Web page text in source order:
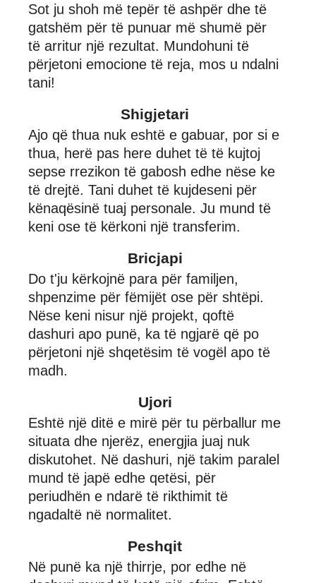
Sot ju shoh më tepër të ashpër dhe të
gatshëm për të punuar më shumë për
të arritur një rezultat. Mundohuni të
përjetoni emocione të reja, mos u ndalni
tani!
Shigjetari
Ajo që thua nuk eshtë e gabuar, por si e
thua, herë pas here duhet të të kujtoj
sepse rrezikon të gabosh edhe nëse ke
të drejtë. Tani duhet të kujdeseni për
kënaqësinë tuaj personale. Ju mund të
keni ose të kërkoni një transferim.
Bricjapi
Do t'ju kërkojnë para për familjen,
shpenzime për fëmijët ose për shtëpi.
Nëse keni nisur një projekt, qoftë
dashuri apo punë, ka të ngjarë që po
përjetoni një shqetësim të vogël apo të
madh.
Ujori
Eshtë një ditë e mirë për tu përballur me
situata dhe njerëz, energjia juaj nuk
diskutohet. Në dashuri, një takim paralel
mund të japë edhe qetësi, për
periudhën e ndarë të rikthimit të
ngadaltë në normalitet.
Peshqit
Në punë ka një thirrje, por edhe në